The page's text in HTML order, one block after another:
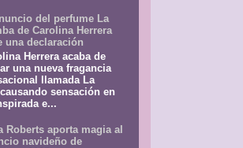
del perfume La
de Carolina Herrera
una declaración
Herrera acaba de
una nueva fragancia
llamada La
sensación en
e...
Roberts aporta magia al
navideño de